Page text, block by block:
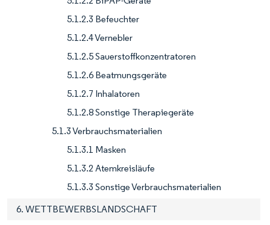
5.1.2.3 Befeuchter
5.1.2.4 Vernebler
5.1.2.5 Sauerstoffkonzentratoren
5.1.2.6 Beatmungsgeräte
5.1.2.7 Inhalatoren
5.1.2.8 Sonstige Therapiegeräte
5.1.3 Verbrauchsmaterialien
5.1.3.1 Masken
5.1.3.2 Atemkreisläufe
5.1.3.3 Sonstige Verbrauchsmaterialien
6. WETTBEWERBSLANDSCHAFT